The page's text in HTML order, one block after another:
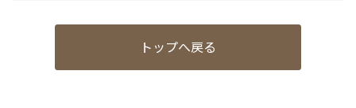
トップへ戻る